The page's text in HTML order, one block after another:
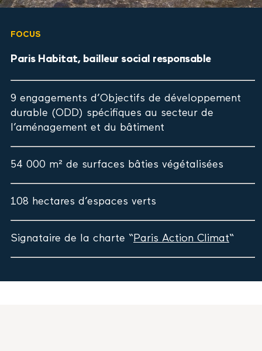
FOCUS
Paris Habitat, bailleur social responsable
9 engagements d’Objectifs de développement
durable (ODD) spécifiques au secteur de
l’aménagement et du bâtiment
54 000 m² de surfaces bâties végétalisées
108 hectares d’espaces verts
Signataire de la charte “Paris Action Climat“